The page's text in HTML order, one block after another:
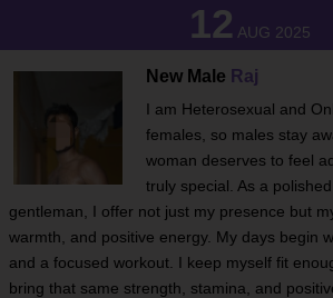
12 AUG 2025
New Male Raj
I am Heterosexual and
females, so males stay
woman deserves to feel
truly special. As a
gentleman, I offer not just my presence but
warmth, and positive energy. My days begin
and a focused workout. I keep myself fit
bring that same strength, stamina, and